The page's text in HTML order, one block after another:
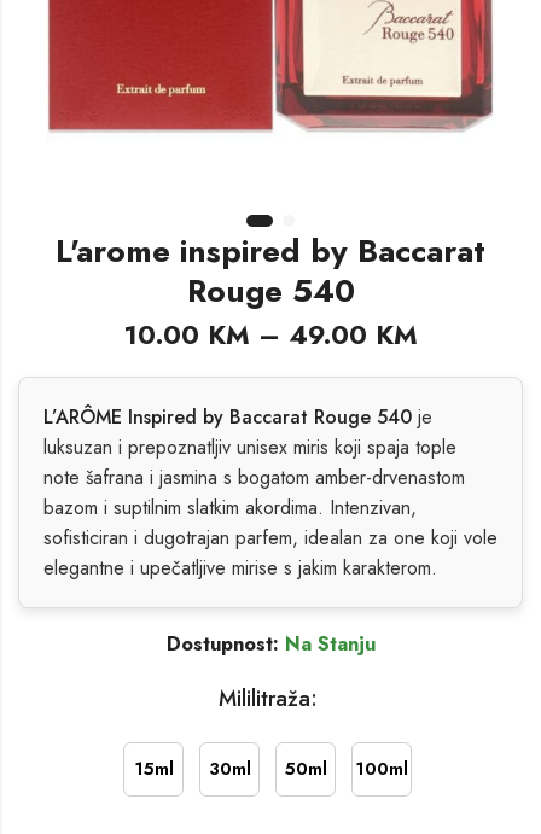
L'arome inspired by Baccarat
Rouge 540
10.00 KM – 49.00 KM
L’ARÔME Inspired by Baccarat Rouge 540 je
luksuzan i prepoznatljiv unisex miris koji spaja tople
note šafrana i jasmina s bogatom amber-drvenastom
bazom i suptilnim slatkim akordima. Intenzivan,
sofisticiran i dugotrajan parfem, idealan za one koji vole
elegantne i upečatljive mirise s jakim karakterom.
Dostupnost: Na Stanju
Mililitraža:
15ml 30ml 50ml 100ml